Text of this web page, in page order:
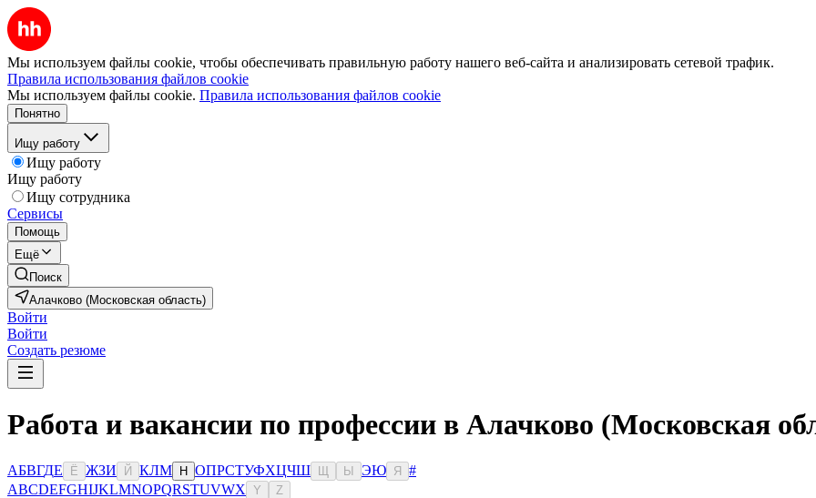
Мы используем файлы cookie, чтобы обеспечивать правильную работу нашего веб-сайта и анализировать сетевой трафик.
Правила использования файлов cookie
Мы используем файлы cookie. Правила использования файлов cookie
Понятно
Ищу работу
Ищу работу
Ищу работу
Ищу сотрудника
Сервисы
Помощь
Ещё
Поиск
Алачково (Московская область)
Войти
Войти
Создать резюме
Работа и вакансии по профессии в Алачково (Московская
АБВГДЕ Ё ЖЗИ Й КЛМ Н ОПРСТУФХЦЧШ Ы ЭЮ Я
#
ABCDEFGHIJKLMNOPQRSTUVWX Y Z